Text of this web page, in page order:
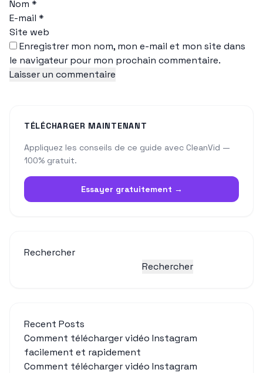
Nom *
E-mail *
Site web
Enregistrer mon nom, mon e-mail et mon site dans
le navigateur pour mon prochain commentaire.
TÉLÉCHARGER MAINTENANT
Appliquez les conseils de ce guide avec CleanVid —
100% gratuit.
Essayer gratuitement →
Rechercher
Rechercher
Recent Posts
Comment télécharger vidéo Instagram
facilement et rapidement
Comment télécharger vidéo Instagram